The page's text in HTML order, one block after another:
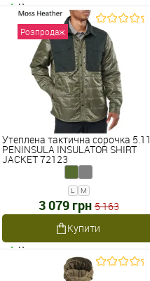
Наявне
Розпродаж
Утеплена тактична сорочка 5.11
PENINSULA INSULATOR SHIRT
JACKET 72123
L M
3 079 грн 5 163
Купити
Наявне